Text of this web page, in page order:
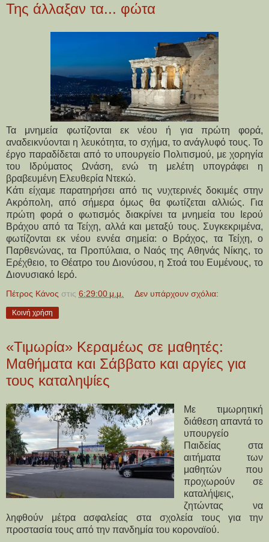
Της άλλαξαν τα... φώτα
Τα μνημεία φωτίζονται εκ νέου ή για πρώτη φορά,
αναδεικνύονται η λευκότητα, το σχήμα, το ανάγλυφό τους. Το
έργο παραδίδεται από το υπουργείο Πολιτισμού, με χορηγία
του Ιδρύματος Ωνάση, ενώ τη μελέτη υπογράφει η
βραβευμένη Ελευθερία Ντεκώ.
Κάτι είχαμε παρατηρήσει από τις νυχτερινές δοκιμές στην
Ακρόπολη, από σήμερα όμως θα φωτίζεται αλλιώς. Για
πρώτη φορά ο φωτισμός διακρίνει τα μνημεία του Ιερού
Βράχου από τα Τείχη, αλλά και μεταξύ τους. Συγκεκριμένα,
φωτίζονται εκ νέου εννέα σημεία: ο Βράχος, τα Τείχη, ο
Παρθενώνας, τα Προπύλαια, ο Ναός της Αθηνάς Νίκης, το
Ερέχθειο, το Θέατρο του Διονύσου, η Στοά του Ευμένους, το
Διονυσιακό Ιερό.
Πέτρος Κάνος στις 6:29:00 μ.μ. Δεν υπάρχουν σχόλια:
Κοινή χρήση
«Τιμωρία» Κεραμέως σε μαθητές:
Μαθήματα και Σάββατο και αργίες για
τους καταληψίες
Με τιμωρητική
διάθεση απαντά το
υπουργείο
Παιδείας στα
αιτήματα των
μαθητών που
προχωρούν σε
καταλήψεις,
ζητώντας να
ληφθούν μέτρα ασφαλείας στα σχολεία τους για την
προστασία τους από την πανδημία του κοροναϊού.